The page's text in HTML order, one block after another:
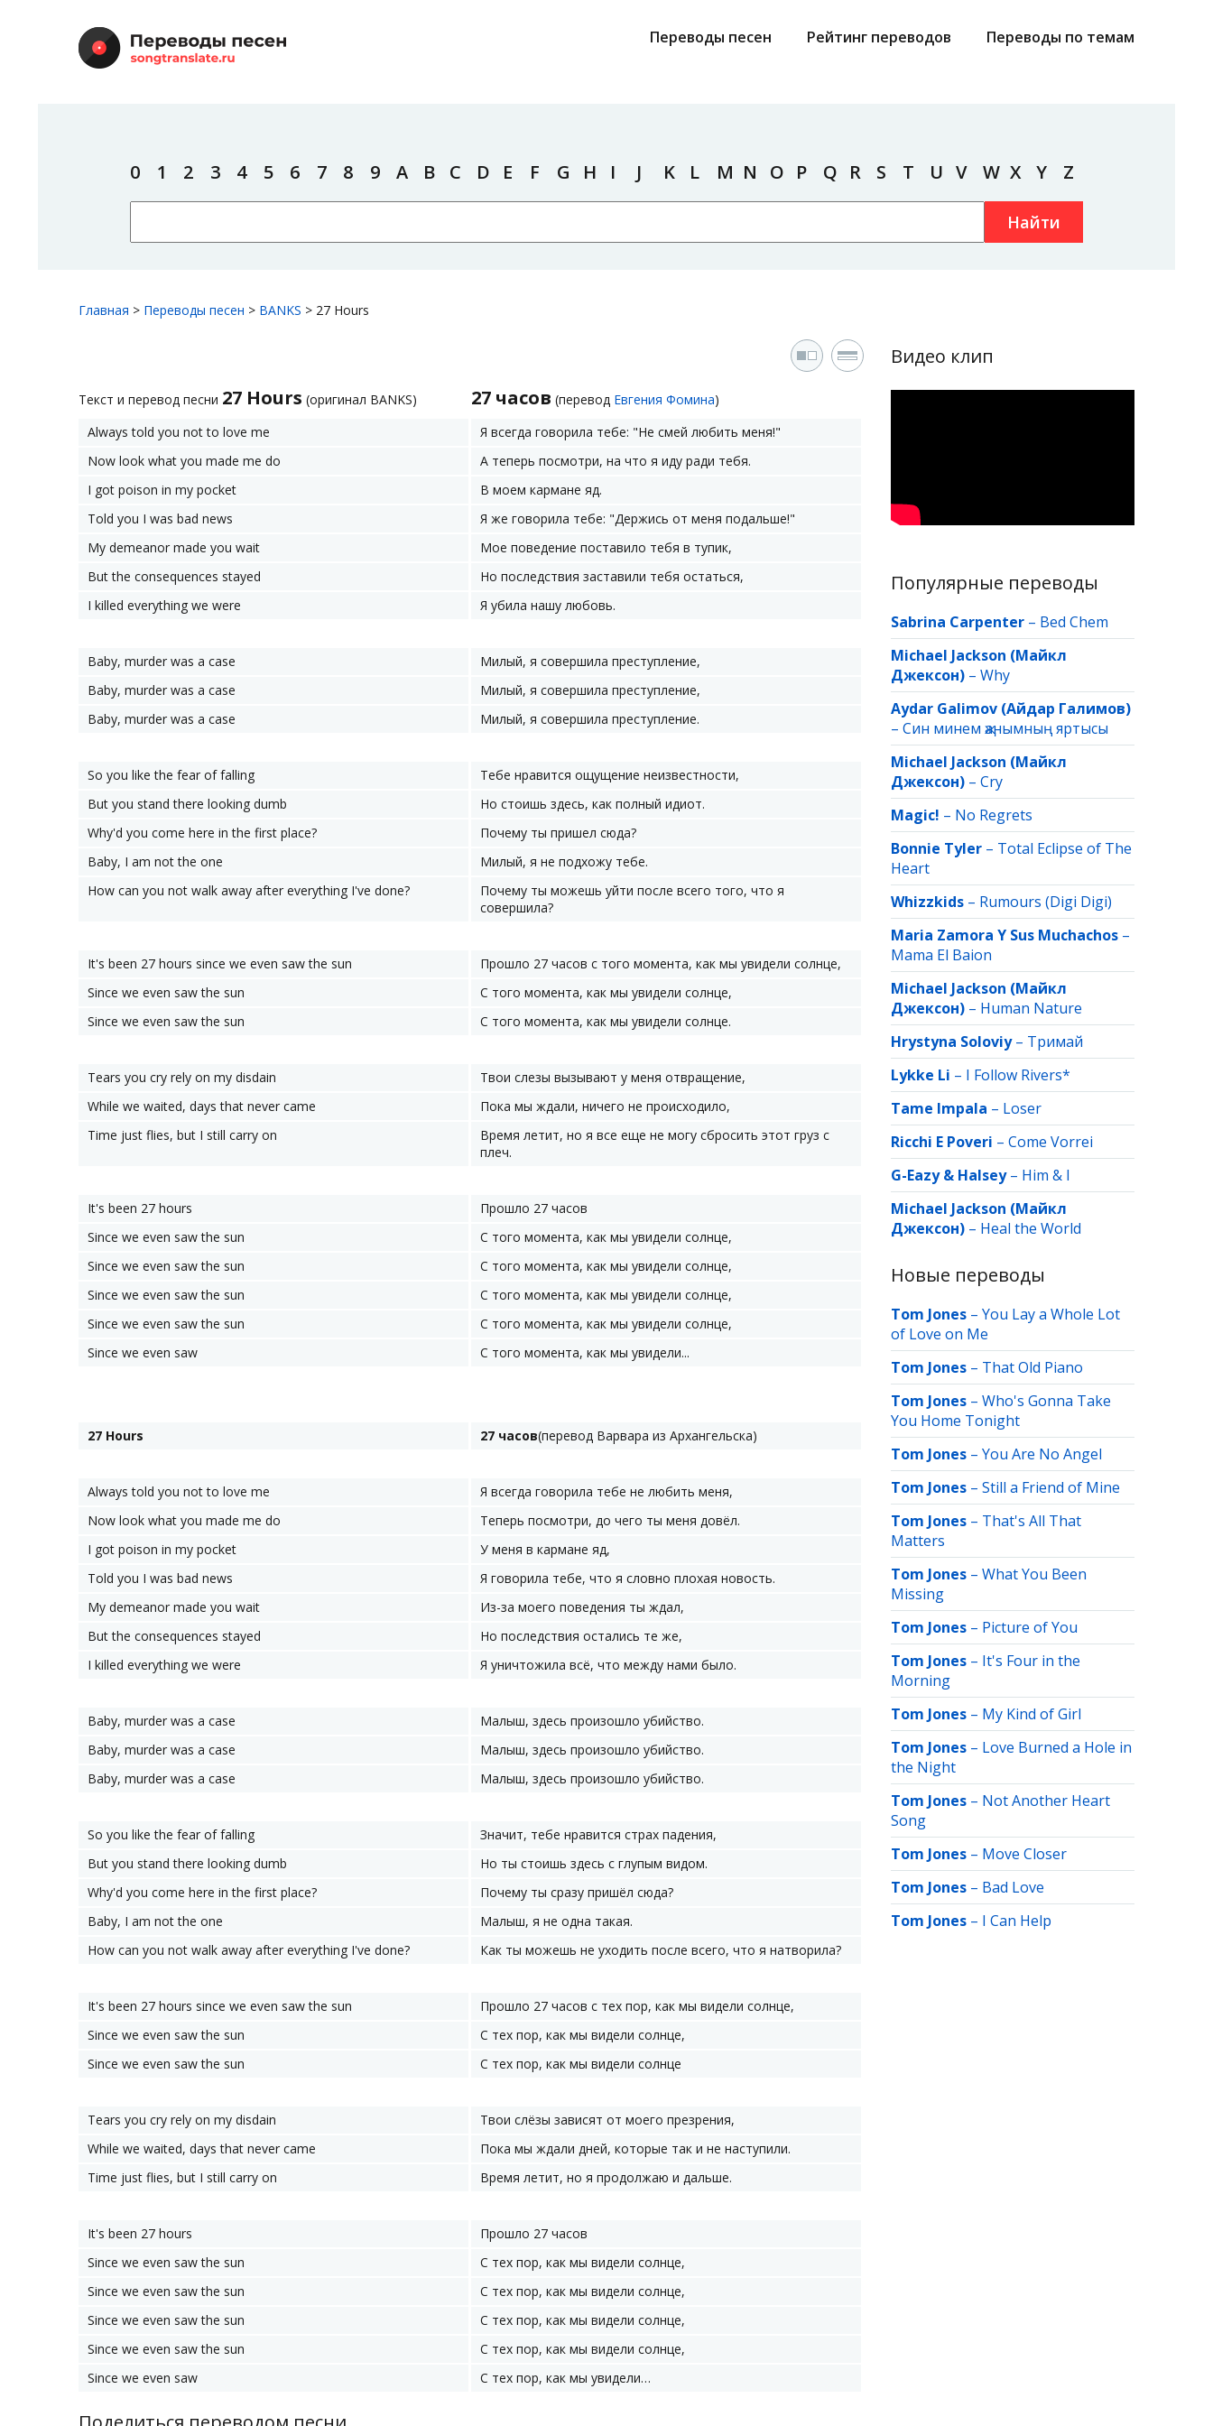
Переводы песен Рейтинг переводов Переводы по темам
0 1 2 3 4 5 6 7 8 9 A B C D E F G H I J K L M N O P Q R S T U V W X Y Z
Найти
Главная > Переводы песен > BANKS > 27 Hours
Текст и перевод песни 27 Hours (оригинал BANKS) 27 часов (перевод Евгения Фомина)
Always told you not to love me
Я всегда говорила тебе: "Не смей любить меня!"
Now look what you made me do
А теперь посмотри, на что я иду ради тебя.
I got poison in my pocket
В моем кармане яд.
Told you I was bad news
Я же говорила тебе: "Держись от меня подальше!"
My demeanor made you wait
Мое поведение поставило тебя в тупик,
But the consequences stayed
Но последствия заставили тебя остаться,
I killed everything we were
Я убила нашу любовь.
Baby, murder was a case
Милый, я совершила преступление,
Baby, murder was a case
Милый, я совершила преступление,
Baby, murder was a case
Милый, я совершила преступление.
So you like the fear of falling
Тебе нравится ощущение неизвестности,
But you stand there looking dumb
Но стоишь здесь, как полный идиот.
Why'd you come here in the first place?
Почему ты пришел сюда?
Baby, I am not the one
Милый, я не подхожу тебе.
How can you not walk away after everything I've done?
Почему ты можешь уйти после всего того, что я
совершила?
It's been 27 hours since we even saw the sun
Прошло 27 часов с того момента, как мы увидели солнце,
Since we even saw the sun
С того момента, как мы увидели солнце,
Since we even saw the sun
С того момента, как мы увидели солнце.
Tears you cry rely on my disdain
Твои слезы вызывают у меня отвращение,
While we waited, days that never came
Пока мы ждали, ничего не происходило,
Time just flies, but I still carry on
Время летит, но я все еще не могу сбросить этот груз с
плеч.
It's been 27 hours
Прошло 27 часов
Since we even saw the sun
С того момента, как мы увидели солнце,
Since we even saw the sun
С того момента, как мы увидели солнце,
Since we even saw the sun
С того момента, как мы увидели солнце,
Since we even saw the sun
С того момента, как мы увидели солнце,
Since we even saw
С того момента, как мы увидели...
27 Hours 27 часов(перевод Варвара из Архангельска)
Always told you not to love me
Я всегда говорила тебе не любить меня,
Now look what you made me do
Теперь посмотри, до чего ты меня довёл.
I got poison in my pocket
У меня в кармане яд,
Told you I was bad news
Я говорила тебе, что я словно плохая новость.
My demeanor made you wait
Из-за моего поведения ты ждал,
But the consequences stayed
Но последствия остались те же,
I killed everything we were
Я уничтожила всё, что между нами было.
Baby, murder was a case
Малыш, здесь произошло убийство.
Baby, murder was a case
Малыш, здесь произошло убийство.
Baby, murder was a case
Малыш, здесь произошло убийство.
So you like the fear of falling
Значит, тебе нравится страх падения,
But you stand there looking dumb
Но ты стоишь здесь с глупым видом.
Why'd you come here in the first place?
Почему ты сразу пришёл сюда?
Baby, I am not the one
Малыш, я не одна такая.
How can you not walk away after everything I've done?
Как ты можешь не уходить после всего, что я натворила?
It's been 27 hours since we even saw the sun
Прошло 27 часов с тех пор, как мы видели солнце,
Since we even saw the sun
С тех пор, как мы видели солнце,
Since we even saw the sun
С тех пор, как мы видели солнце
Tears you cry rely on my disdain
Твои слёзы зависят от моего презрения,
While we waited, days that never came
Пока мы ждали дней, которые так и не наступили.
Time just flies, but I still carry on
Время летит, но я продолжаю и дальше.
It's been 27 hours
Прошло 27 часов
Since we even saw the sun
С тех пор, как мы видели солнце,
Since we even saw the sun
С тех пор, как мы видели солнце,
Since we even saw the sun
С тех пор, как мы видели солнце,
Since we even saw the sun
С тех пор, как мы видели солнце,
Since we even saw
С тех пор, как мы увидели…
Видео клип
Популярные переводы
Sabrina Carpenter – Bed Chem
Michael Jackson (Майкл
Джексон) – Why
Aydar Galimov (Айдар Галимов)
– Син минем җанымның яртысы
Michael Jackson (Майкл
Джексон) – Cry
Magic! – No Regrets
Bonnie Tyler – Total Eclipse of The
Heart
Whizzkids – Rumours (Digi Digi)
Maria Zamora Y Sus Muchachos –
Mama El Baion
Michael Jackson (Майкл
Джексон) – Human Nature
Hrystyna Soloviy– Тримай
Lykke Li – I Follow Rivers*
Tame Impala – Loser
Ricchi E Poveri – Come Vorrei
G-Eazy & Halsey– Him & I
Michael Jackson (Майкл
Джексон) – Heal the World
Новые переводы
Tom Jones – You Lay a Whole Lot
of Love on Me
Tom Jones – That Old Piano
Tom Jones – Who's Gonna Take
You Home Tonight
Tom Jones – You Are No Angel
Tom Jones – Still a Friend of Mine
Tom Jones – That's All That
Matters
Tom Jones – What You Been
Missing
Tom Jones – Picture of You
Tom Jones – It's Four in the
Morning
Tom Jones – My Kind of Girl
Tom Jones – Love Burned a Hole in
the Night
Tom Jones – Not Another Heart
Song
Tom Jones – Move Closer
Tom Jones – Bad Love
Tom Jones – I Can Help